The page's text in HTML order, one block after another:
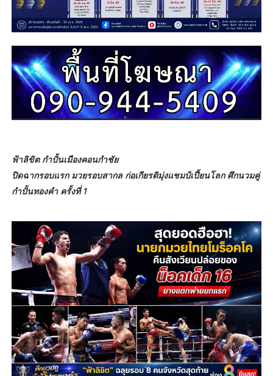
ฟ้าลิขิต กำปั้นเมืองคอนกำชัย
ปิดฉากรอบแรก มวยรอบสากล ก่อเกียรติมุ่งแชมป์เปี้ยนโลก ศึกนวมคู่
กำปั้นทองคำ ครั้งที่ 1